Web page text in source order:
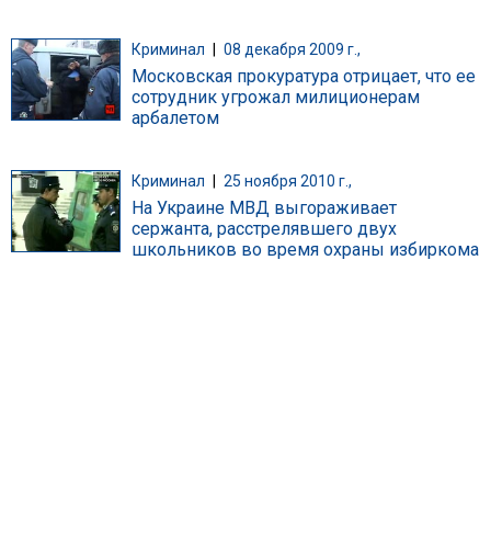
Криминал 08 декабря 2009 г.,
Московская прокуратура отрицает, что ее
сотрудник угрожал милиционерам
арбалетом
Криминал | 25 ноября 2010 г.,
На Украине МВД выгораживает
сержанта, расстрелявшего двух
школьников во время охраны избиркома